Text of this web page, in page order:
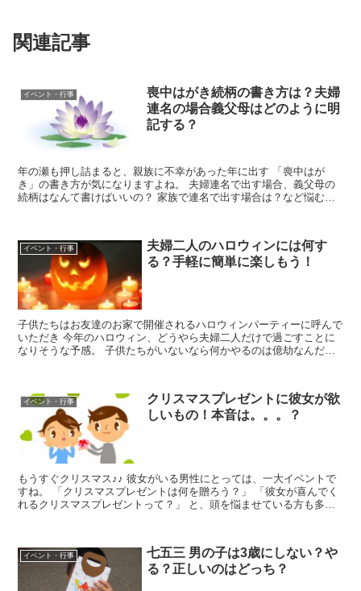
関連記事
イベント・行事
喪中はがき続柄の書き方は？夫婦
連名の場合義父母はどのように明
記する？
年の瀬も押し詰まると、親族に不幸があった年に出す 「喪中はが
き」の書き方が気になりますよね。 夫婦連名で出す場合、義父母の
続柄はなんて書けばいいの？ 家族で連名で出す場合は？など悩むこ
イベント・行事
夫婦二人のハロウィンには何す
る？手軽に簡単に楽しもう！
子供たちはお友達のお家で開催されるハロウィンパーティーに呼んで
いただき 今年のハロウィン、どうやら夫婦二人だけで過ごすことに
なりそうな予感。 子供たちがいないなら何かやるのは億劫なんだよ
イベント・行事
クリスマスプレゼントに彼女が欲
しいもの！本音は。。。？
もうすぐクリスマス♪♪ 彼女がいる男性にとっては、一大イベントで
すね。 「クリスマスプレゼントは何を贈ろう？」 「彼女が喜んでく
れるクリスマスプレゼントって？」 と、頭を悩ませている方も多い
イベント・行事
七五三 男の子は3歳にしない？や
る？正しいのはどっち？